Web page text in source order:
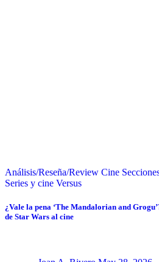
Análisis/Reseña/Review Cine
Series y cine Versus
¿Vale la pena ‘The Mandalorian and
de Star Wars al cine